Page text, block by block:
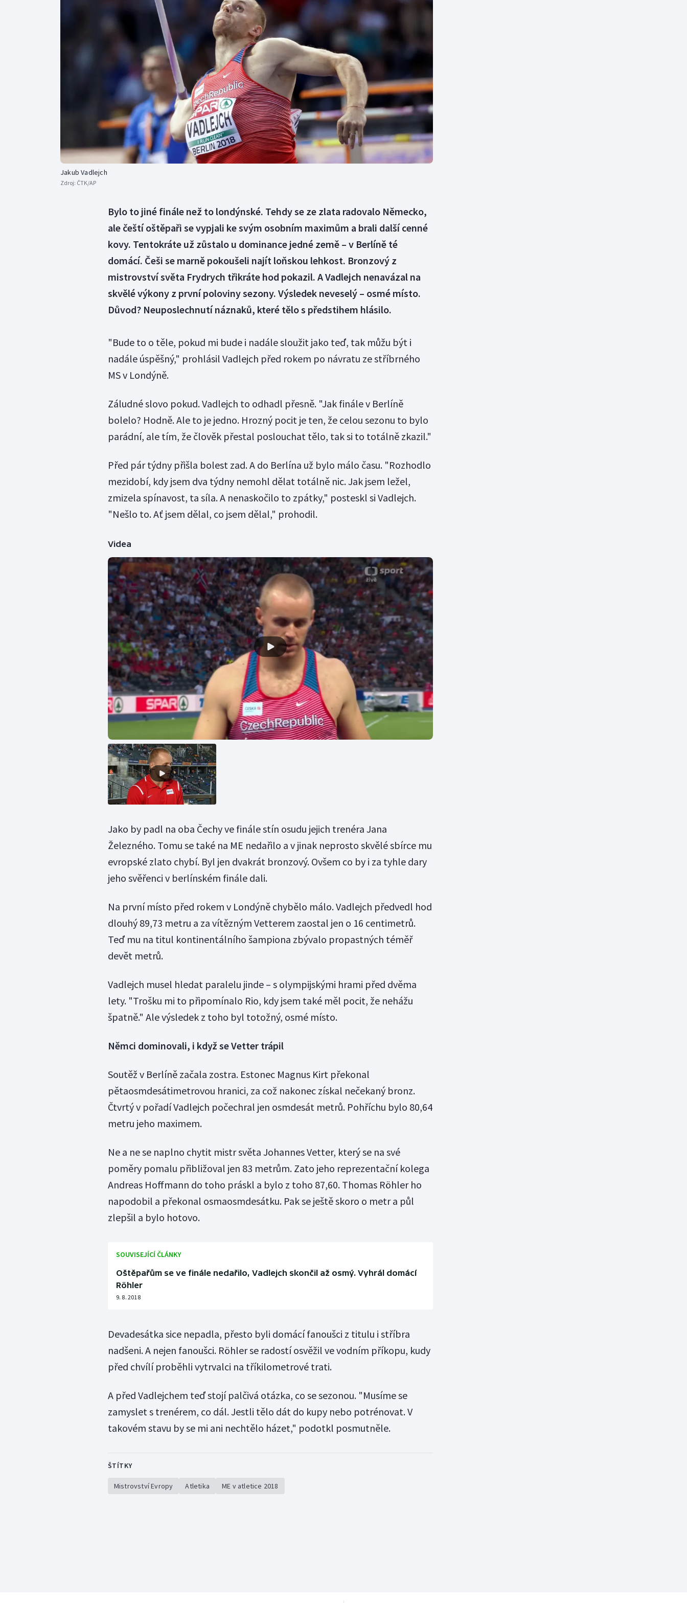
Curling
Dostihy
Florbal
Futsal
Golf
Gymnastika
Moderní pětiboj
Motorsport
Olympijské hry
Parasport
Plavání
Plážový volejbal
Triatlon
Veslování
Vodní slalom
Volejbal
Ostatní
Jakub Vadlejch
Zdroj: ČTK/AP
Bylo to jiné finále než to londýnské. Tehdy se ze zlata radovalo Německo,
ale čeští oštěpaři se vypjali ke svým osobním maximům a brali další cenné
kovy. Tentokráte už zůstalo u dominance jedné země – v Berlíně té
domácí. Češi se marně pokoušeli najít loňskou lehkost. Bronzový z
mistrovství světa Frydrych třikráte hod pokazil. A Vadlejch nenavázal na
skvělé výkony z první poloviny sezony. Výsledek neveselý – osmé místo.
Důvod? Neuposlechnutí náznaků, které tělo s předstihem hlásilo.
"Bude to o těle, pokud mi bude i nadále sloužit jako teď, tak můžu být i
nadále úspěšný," prohlásil Vadlejch před rokem po návratu ze stříbrného
MS v Londýně.
Záludné slovo pokud. Vadlejch to odhadl přesně. "Jak finále v Berlíně
bolelo? Hodně. Ale to je jedno. Hrozný pocit je ten, že celou sezonu to bylo
parádní, ale tím, že člověk přestal poslouchat tělo, tak si to totálně zkazil."
Před pár týdny přišla bolest zad. A do Berlína už bylo málo času. "Rozhodlo
mezidobí, kdy jsem dva týdny nemohl dělat totálně nic. Jak jsem ležel,
zmizela spínavost, ta síla. A nenaskočilo to zpátky," posteskl si Vadlejch.
"Nešlo to. Ať jsem dělal, co jsem dělal," prohodil.
Videa
Jako by padl na oba Čechy ve finále stín osudu jejich trenéra Jana
Železného. Tomu se také na ME nedařilo a v jinak neprosto skvělé sbírce mu
evropské zlato chybí. Byl jen dvakrát bronzový. Ovšem co by i za tyhle dary
jeho svěřenci v berlínském finále dali.
Na první místo před rokem v Londýně chybělo málo. Vadlejch předvedl hod
dlouhý 89,73 metru a za vítězným Vetterem zaostal jen o 16 centimetrů.
Teď mu na titul kontinentálního šampiona zbývalo propastných téměř
devět metrů.
Vadlejch musel hledat paralelu jinde – s olympijskými hrami před dvěma
lety. "Trošku mi to připomínalo Rio, kdy jsem také měl pocit, že nehážu
špatně." Ale výsledek z toho byl totožný, osmé místo.
Němci dominovali, i když se Vetter trápil
Soutěž v Berlíně začala zostra. Estonec Magnus Kirt překonal
pětaosmdesátimetrovou hranici, za což nakonec získal nečekaný bronz.
Čtvrtý v pořadí Vadlejch počechral jen osmdesát metrů. Pohříchu bylo 80,64
metru jeho maximem.
Ne a ne se naplno chytit mistr světa Johannes Vetter, který se na své
poměry pomalu přibližoval jen 83 metrům. Zato jeho reprezentační kolega
Andreas Hoffmann do toho práskl a bylo z toho 87,60. Thomas Röhler ho
napodobil a překonal osmaosmdesátku. Pak se ještě skoro o metr a půl
zlepšil a bylo hotovo.
SOUVISEJÍCÍ ČLÁNKY
Oštěpařům se ve finále nedařilo, Vadlejch skončil až osmý. Vyhrál domácí
Röhler
9. 8. 2018
Devadesátka sice nepadla, přesto byli domácí fanoušci z titulu i stříbra
nadšeni. A nejen fanoušci. Röhler se radostí osvěžil ve vodním příkopu, kudy
před chvílí proběhli vytrvalci na tříkilometrové trati.
A před Vadlejchem teď stojí palčivá otázka, co se sezonou. "Musíme se
zamyslet s trenérem, co dál. Jestli tělo dát do kupy nebo potrénovat. V
takovém stavu by se mi ani nechtělo házet," podotkl posmutněle.
ŠTÍTKY
Mistrovství Evropy Atletika ME v atletice 2018